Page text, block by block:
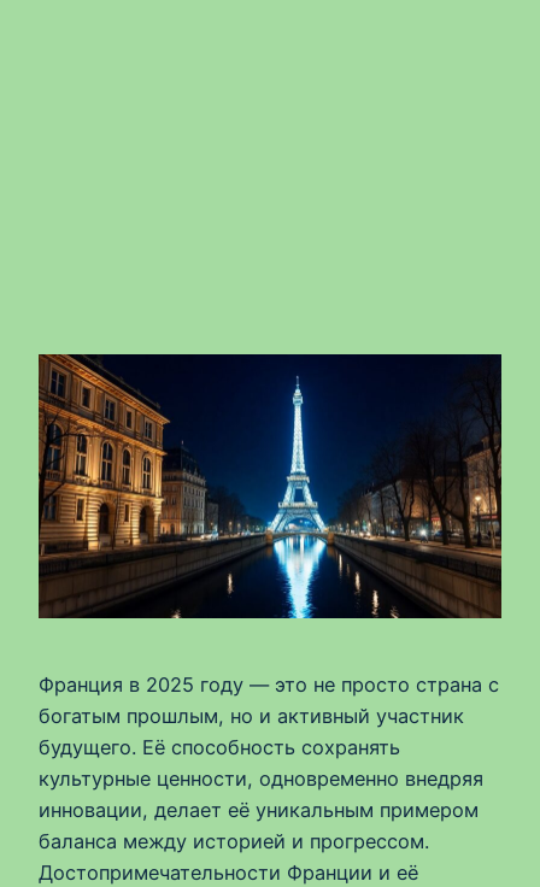
Франция в 2025 году — это не просто страна с
богатым прошлым, но и активный участник
будущего. Её способность сохранять
культурные ценности, одновременно внедряя
инновации, делает её уникальным примером
баланса между историей и прогрессом.
Достопримечательности Франции и её